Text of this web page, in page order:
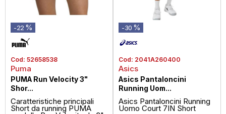
-22 %
Cod: 52658538
Puma
PUMA Run Velocity 3"
Shor...
Caratteristiche principali
Short da running PUMA
-30 %
Cod: 2041A260400
Asics
Asics Pantaloncini
Running Uom...
Asics Pantaloncini Running
Uomo Court 7IN Short